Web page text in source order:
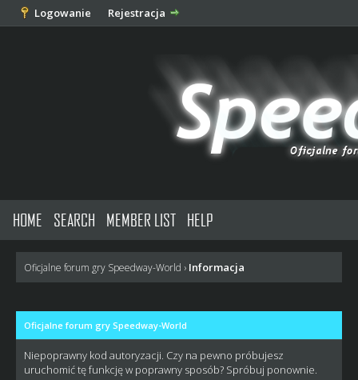
Logowanie Rejestracja
HOME SEARCH MEMBER LIST HELP
Oficjalne forum gry Speedway-World › Informacja
Oficjalne forum gry Speedway-World
Niepoprawny kod autoryzacji. Czy na pewno próbujesz
uruchomić tę funkcję w poprawny sposób? Spróbuj ponownie.